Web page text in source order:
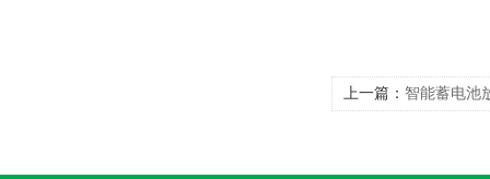
上一篇： 智能蓄电池